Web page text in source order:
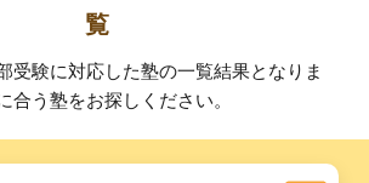
覧
受験に対応した塾の一覧結果となりま
合う塾をお探しください。